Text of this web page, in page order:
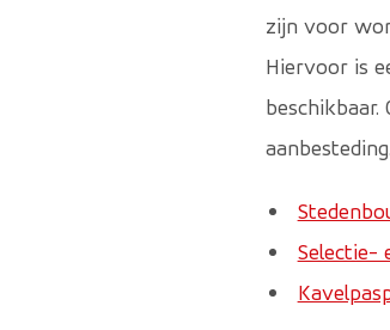
zijn voor
Hiervoor is
aanbesteding.
Selectie-